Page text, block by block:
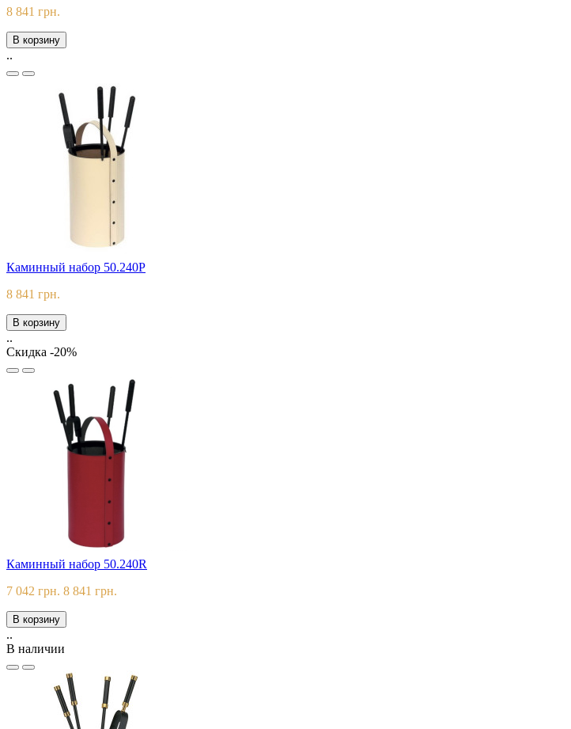
8 841 грн.
В корзину
..
Каминный набор 50.240P
8 841 грн.
В корзину
..
Скидка -20%
Каминный набор 50.240R
7 042 грн. 8 841 грн.
В корзину
..
В наличии